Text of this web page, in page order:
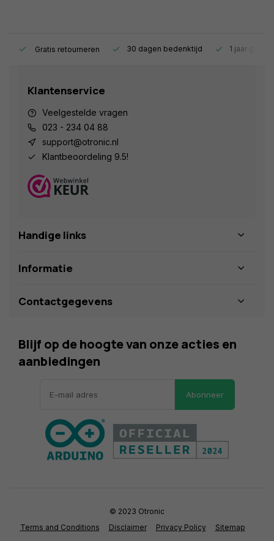
Gratis retourneren 30 dagen bedenktijd 1 jaar
Klantenservice
Veelgestelde vragen
023 - 234 04 88
support@otronic.nl
Klantbeoordeling 9.5!
Handige links
Informatie
Contactgegevens
Blijf op de hoogte van onze acties en
aanbiedingen
Abonneer
Terms and Conditions Disclaimer Privacy Policy Sitemap
© 2023 Otronic